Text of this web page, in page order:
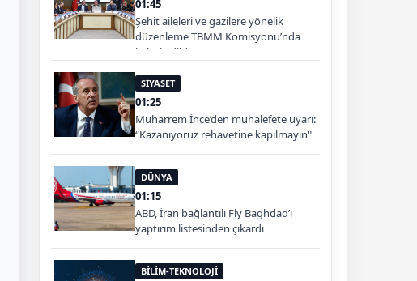
01:45
Şehit aileleri ve gazilere yönelik
düzenleme TBMM Komisyonu’nda
kabul edildi
SİYASET
01:25
Muharrem İnce’den muhalefete uyarı:
“Kazanıyoruz rehavetine kapılmayın"
DÜNYA
01:15
ABD, İran bağlantılı Fly Baghdad’ı
yaptırım listesinden çıkardı
BİLİM-TEKNOLOJİ